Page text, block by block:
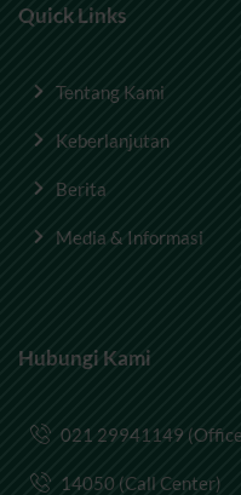
Quick Links
Tentang Kami
Keberlanjutan
Berita
Media & Informasi
Hubungi Kami
021 29941149
14050 (Call Center)